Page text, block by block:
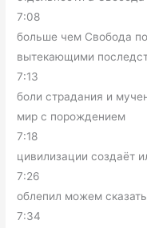
7:08
больше чем Свобода
вытекающими
7:13
боли страдания и
мир с порождением
7:18
цивилизации создаёт
7:26
облепил можем
7:34